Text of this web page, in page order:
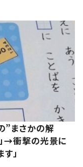
”まさかの解
→衝撃の光景に
」